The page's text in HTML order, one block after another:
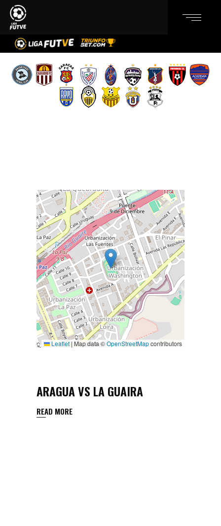
Leaflet | Map data ©OpenStreetMapcontributors
ARAGUA VS LA GUAIRA
READ MORE